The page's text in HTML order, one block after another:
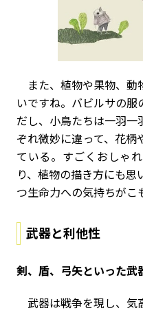
また、植物や果物、動
いですね。バビルサの
だし、小鳥たちは一羽
ぞれ微妙に違って、花
ている。すごくおしゃ
り、植物の描き方にも
つ生命力への気持ちがこ
武器と利他性
――剣、盾、弓矢といった武
武器は戦争を現し、気